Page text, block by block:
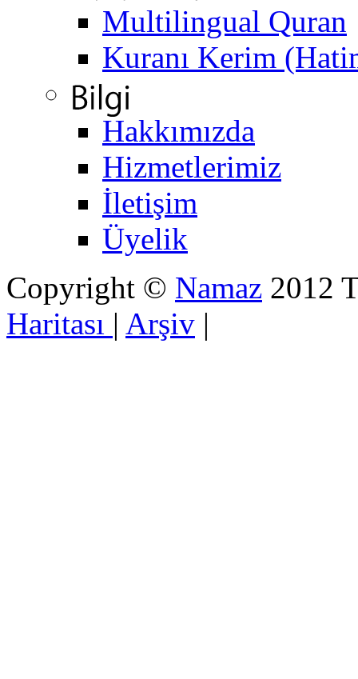
Multilingual Quran
Kuranı Kerim
Hakkımızda
Hizmetlerimiz
İletişim
Üyelik
Copyright © Namaz 2012
Haritası | Arşiv |